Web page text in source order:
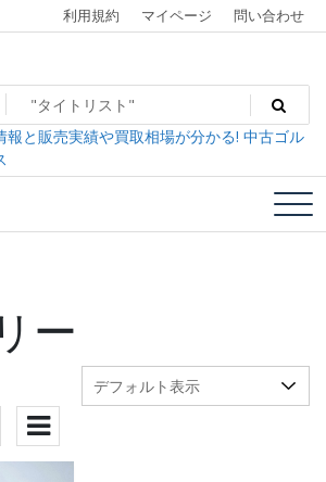
利用規約 マイページ 問い合わせ
Market dev
級！U-SHOPゴルフマーケット
報と販売実績や買取相場が分かる! 中古ゴル
ー